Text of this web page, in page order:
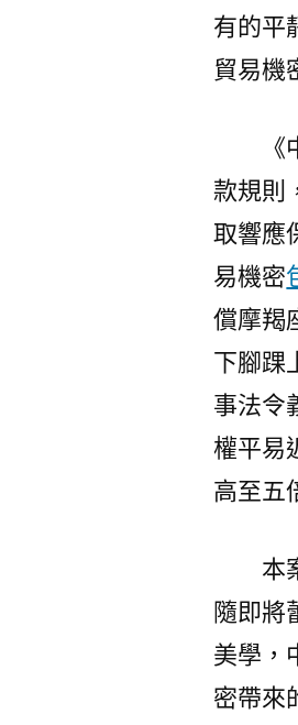
有的平
貿易機
款規則
取響應
易機密
償摩羯
下腳踝
事法令
權平易
高至五
本
隨即將
美學，
密帶來